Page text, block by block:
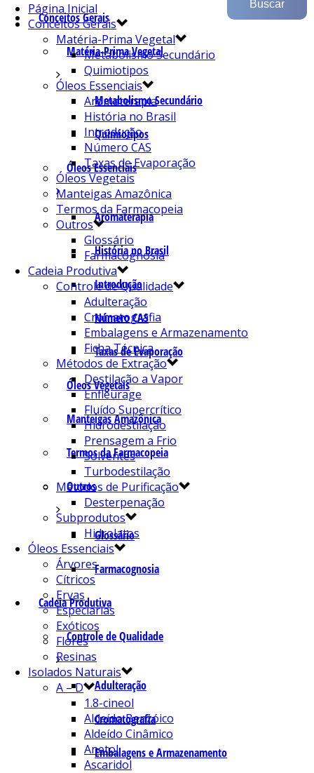
Conceitos Gerais
Matéria-Prima Vegetal
Metabolismo Secundário
Quimiotipos
Óleos Essenciais
Aromaterapia
História no Brasil
Introdução
Número CAS
Taxas de Evaporação
Óleos Vegetais
Manteigas Amazônica
Termos da Farmacopeia
Outros
Glossário
Farmacognosia
Cadeia Produtiva
Controle de Qualidade
Adulteração
Cromatografia
Embalagens e Armazenamento
Página Inicial
Conceitos Gerais
Matéria-Prima Vegetal
Metabolismo Secundário
Quimiotipos
Óleos Essenciais
Aromaterapia
História no Brasil
Introdução
Número CAS
Taxas de Evaporação
Óleos Vegetais
Manteigas Amazônica
Termos da Farmacopeia
Outros
Glossário
Farmacognosia
Cadeia Produtiva
Controle de Qualidade
Adulteração
Cromatografia
Embalagens e Armazenamento
Ficha Técnica
Métodos de Extração
Destilação a Vapor
Enfleurage
Fluído Supercrítico
Hidrodestilação
Prensagem a Frio
Solventes
Turbodestilação
Métodos de Purificação
Desterpenação
Subprodutos
Hidrolatos
Óleos Essenciais
Árvores
Cítricos
Ervas
Especiarias
Exóticos
Flores
Resinas
Isolados Naturais
A – D
1.8-cineol
Aldeído Benzóico
Aldeído Cinâmico
Anetol
Ascaridol